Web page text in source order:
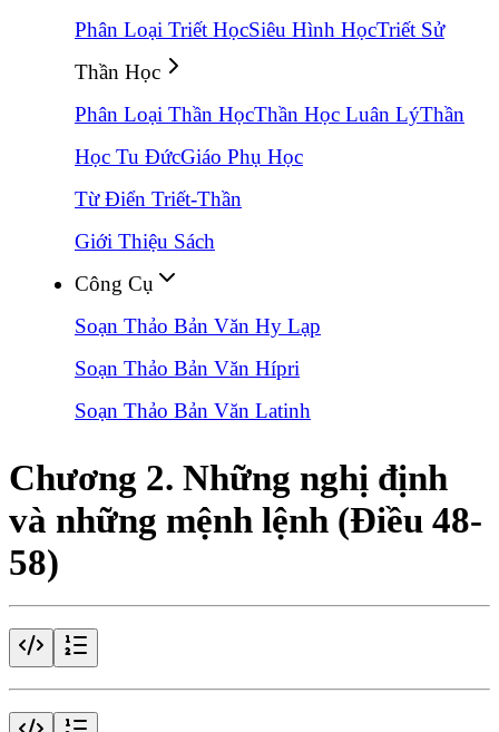
Phân Loại Triết HọcSiêu Hình HọcTriết Sử
Thần Học
Phân Loại Thần HọcThần Học Luân LýThần
Học Tu ĐứcGiáo Phụ Học
Từ Điển Triết-Thần
Giới Thiệu Sách
Công Cụ
Soạn Thảo Bản Văn Hy Lạp
Soạn Thảo Bản Văn Hípri
Soạn Thảo Bản Văn Latinh
Chương 2. Những nghị định
và những mệnh lệnh (Điều 48-
58)